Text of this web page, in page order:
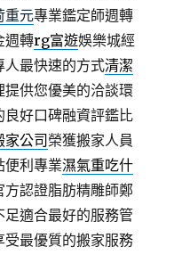
重元專業鑑定師週轉
週轉rg富遊娛樂城經
人最快速的方式清潔
供您優美的洽談環
良好口碑融資評鑑比
家公司 榮獲搬家人員
便利專業濕氣重吃什
認證脂肪精雕師鄭
足適合最好的服務管
受最優質的搬家服務